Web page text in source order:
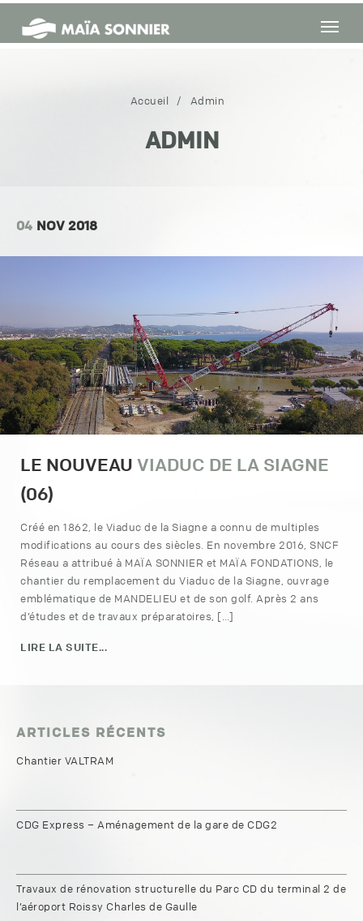
Accueil / Admin
ADMIN
04 NOV 2018
LE NOUVEAU VIADUC DE LA SIAGNE
(06)
Créé en 1862, le Viaduc de la Siagne a connu de multiples
modifications au cours des siècles. En novembre 2016, SNCF
Réseau a attribué à MAÏA SONNIER et MAÏA FONDATIONS, le
chantier du remplacement du Viaduc de la Siagne, ouvrage
emblématique de MANDELIEU et de son golf. Après 2 ans
d’études et de travaux préparatoires, […]
LIRE LA SUITE...
ARTICLES RÉCENTS
Chantier VALTRAM
CDG Express – Aménagement de la gare de CDG2
Travaux de rénovation structurelle du Parc CD du terminal 2 de
l’aéroport Roissy Charles de Gaulle